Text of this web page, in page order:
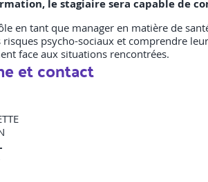
le stagiaire sera capable de
en tant que manager en matière de
psycho-sociaux et comprendre
face aux situations rencontrées.
et contact